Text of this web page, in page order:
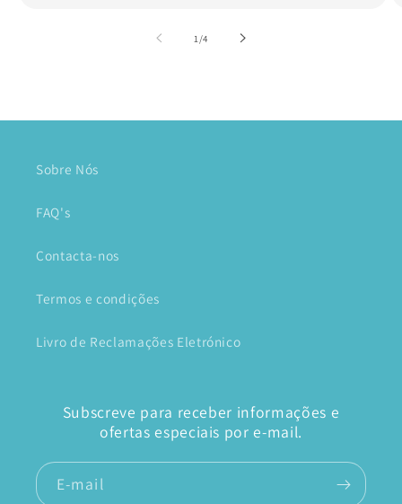
1 /de
4
Sobre Nós
FAQ's
Contacta-nos
Termos e condições
Livro de Reclamações Eletrónico
Subscreve para receber informações e
ofertas especiais por e-mail.
E-mail